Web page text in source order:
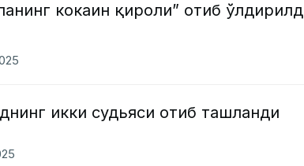
кокаин қироли” отиб
икки судьяси отиб ташланди